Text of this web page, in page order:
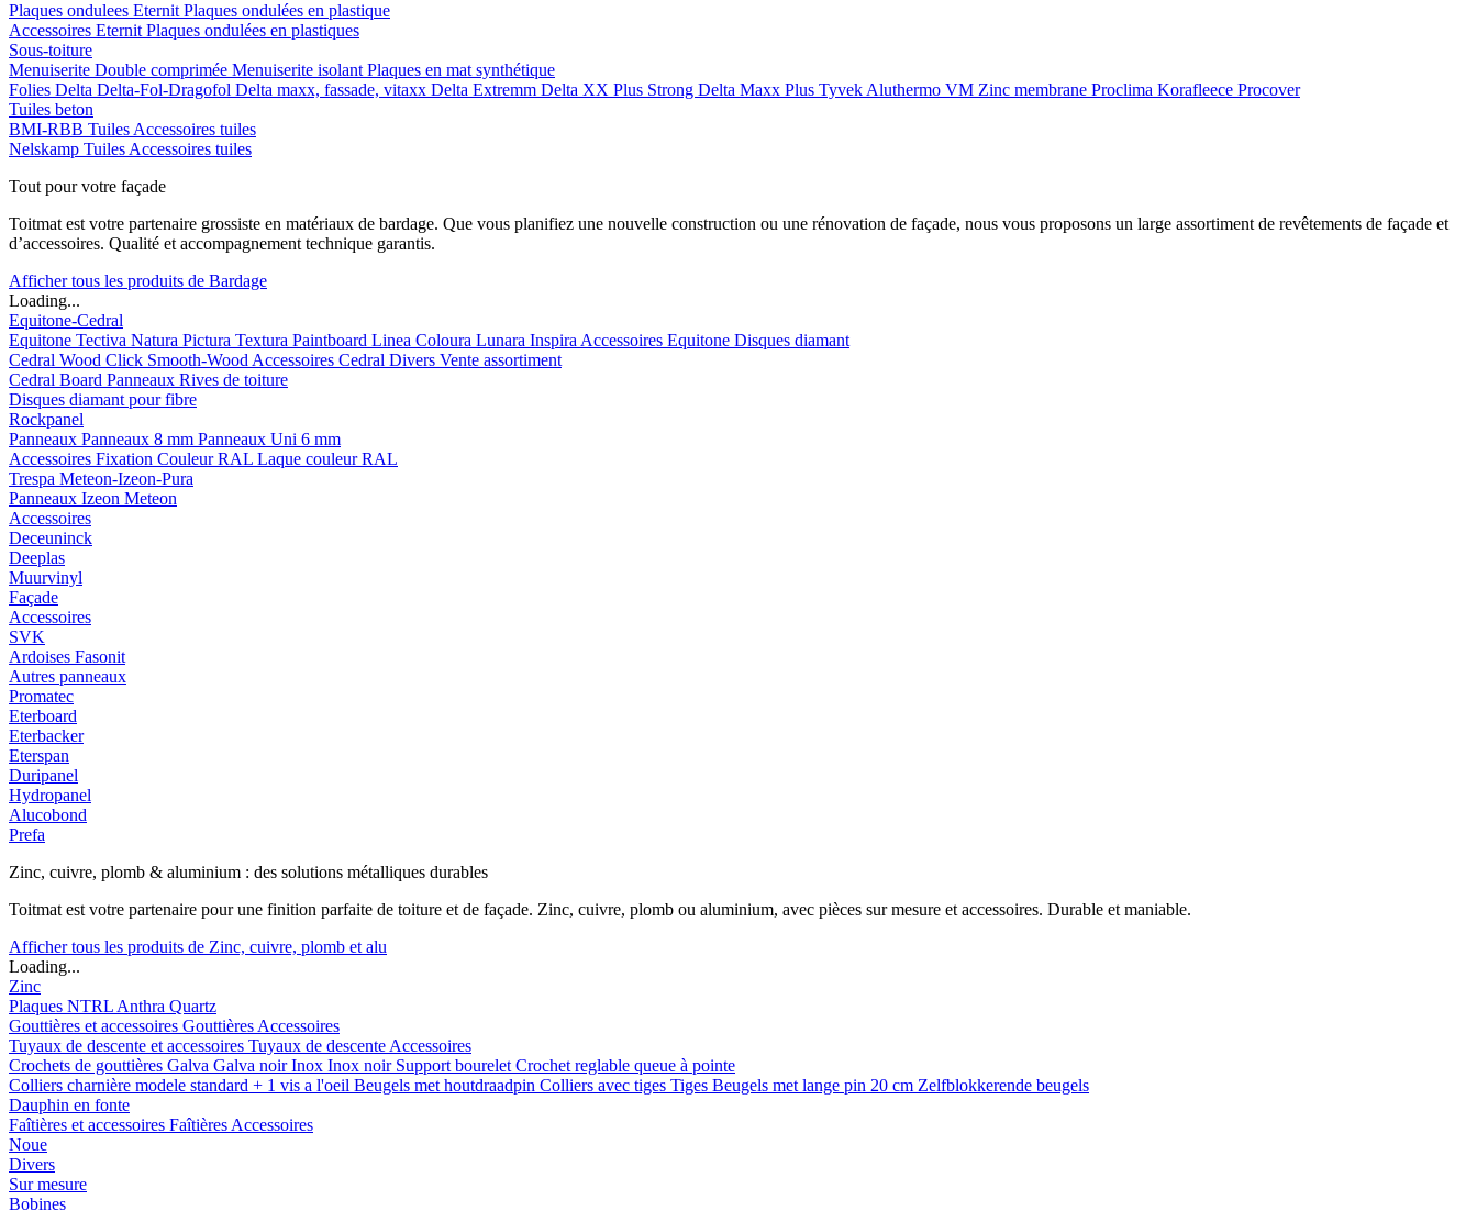
Plaques ondulees Eternit Plaques ondulées en plastique
Accessoires Eternit Plaques ondulées en plastiques
Sous-toiture
Menuiserite Double comprimée Menuiserite isolant Plaques en mat synthétique
Folies Delta Delta-Fol-Dragofol Delta maxx, fassade, vitaxx Delta Extremm Delta XX Plus Strong Delta Maxx Plus Tyvek Aluthermo VM Zinc membrane Proclima Korafleece Procover
Tuiles beton
BMI-RBB Tuiles Accessoires tuiles
Nelskamp Tuiles Accessoires tuiles
Tout pour votre façade
Toitmat est votre partenaire grossiste en matériaux de bardage. Que vous planifiez une nouvelle construction ou une rénovation de façade, nous vous proposons un large assortiment de revêtements de façade et
d’accessoires. Qualité et accompagnement technique garantis.
Afficher tous les produits de Bardage
Loading...
Equitone-Cedral
Equitone Tectiva Natura Pictura Textura Paintboard Linea Coloura Lunara Inspira Accessoires Equitone Disques diamant
Cedral Wood Click Smooth-Wood Accessoires Cedral Divers Vente assortiment
Cedral Board Panneaux Rives de toiture
Disques diamant pour fibre
Rockpanel
Panneaux Panneaux 8 mm Panneaux Uni 6 mm
Accessoires Fixation Couleur RAL Laque couleur RAL
Trespa Meteon-Izeon-Pura
Panneaux Izeon Meteon
Accessoires
Deceuninck
Deeplas
Muurvinyl
Façade
Accessoires
SVK
Ardoises Fasonit
Autres panneaux
Promatec
Eterboard
Eterbacker
Eterspan
Duripanel
Hydropanel
Alucobond
Prefa
Zinc, cuivre, plomb & aluminium : des solutions métalliques durables
Toitmat est votre partenaire pour une finition parfaite de toiture et de façade. Zinc, cuivre, plomb ou aluminium, avec pièces sur mesure et accessoires. Durable et maniable.
Afficher tous les produits de Zinc, cuivre, plomb et alu
Loading...
Zinc
Plaques NTRL Anthra Quartz
Gouttières et accessoires Gouttières Accessoires
Tuyaux de descente et accessoires Tuyaux de descente Accessoires
Crochets de gouttières Galva Galva noirInox Inox noir Support bourelet Crochet reglable queue à pointe
Colliers charnière modele standard + 1 vis a l'oeil Beugels met houtdraadpin Colliers avec tiges Tiges Beugels met lange pin 20 cm Zelfblokkerende beugels
Dauphin en fonte
Faîtières et accessoires Faîtières Accessoires
Noue
Divers
Sur mesure
Bobines